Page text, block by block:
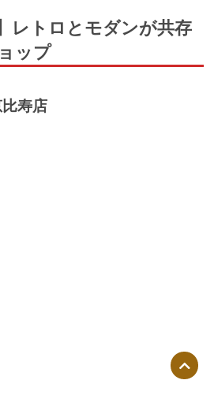
レトロとモダンが共存
ップ
寿店